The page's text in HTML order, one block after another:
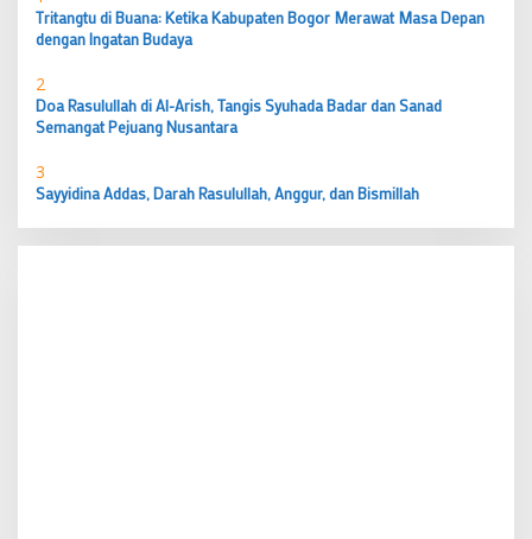
Tritangtu di Buana: Ketika Kabupaten Bogor Merawat Masa Depan
dengan Ingatan Budaya
2
Doa Rasulullah di Al-Arish, Tangis Syuhada Badar dan Sanad
Semangat Pejuang Nusantara
3
Sayyidina Addas, Darah Rasulullah, Anggur, dan Bismillah